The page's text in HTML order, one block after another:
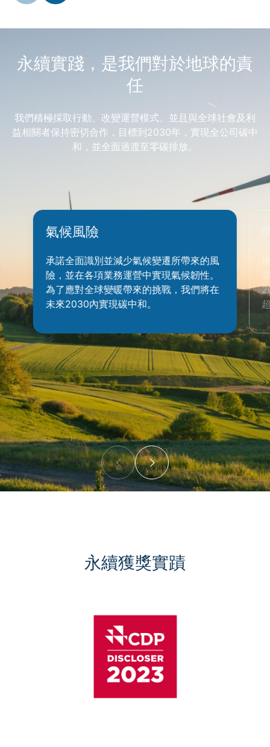
永續實踐，是我們對於地球的責
任
我們積極採取行動、改變運營模式、並且與全球社會及利
益相關者保持密切合作，目標到2030年，實現全公司碳中
和，並全面過渡至零碳排放。
氣候風險
承諾全面識別並減少氣候變遷所帶來的風
險，並在各項業務運營中實現氣候韌性。
為了應對全球變暖帶來的挑戰，我們將在
未來2030內實現碳中和。
永續獲獎實蹟